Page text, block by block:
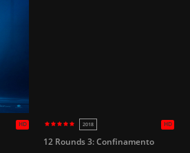
12 Rounds 3: Confinamento